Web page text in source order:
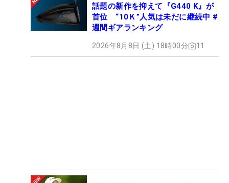
話題の新作を抑えて『G440 K』が
首位 “10Ｋ”人気は未だに継続中 #
週間ギアランキング
2026年8月8日 (土) 18時00分 11